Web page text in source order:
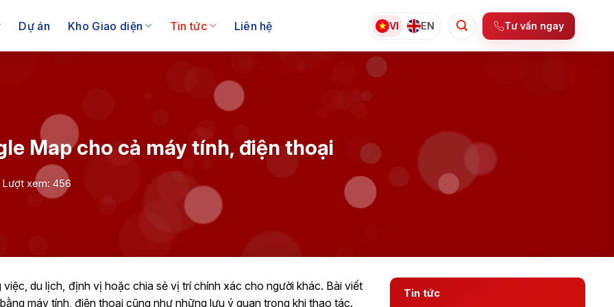
Dự án Kho Giao diện Tin tức Liên hệ VI EN Tư vấn ngay
Map cho cả máy tính, điện thoại
Lượt xem: 456
du lịch, định vị hoặc chia sẻ vị trí chính xác cho người khác. Bài viết
bằng máy tính, điện thoại cũng như những lưu ý quan trọng khi thao tác.
Tin tức